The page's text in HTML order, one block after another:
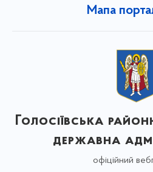
Мапа
Голосіївська
державна
офіційний